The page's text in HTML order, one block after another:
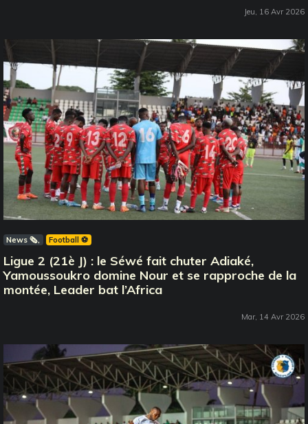
Jeu, 16 Avr 2026
News 🗞️ Football ⚽️
Ligue 2 (21è J) : le Séwé fait chuter Adiaké,
Yamoussoukro domine Nour et se rapproche de la
montée, Leader bat l’Africa
Mar, 14 Avr 2026